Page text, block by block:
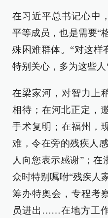
在习近平总书记心中
平等成员，也是需要“
殊困难群体。“对这样
特别关心，多为这些人
在梁家河，对智力上
相待；在河北正定，
手术复明；在福州，
难，令在旁的残疾人
人向您表示感谢”；
众时特别嘱咐“残疾人
筹办特奥会，专程考
员进出……在地方工